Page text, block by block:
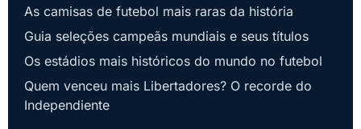
As camisas de futebol mais raras da história
Guia seleções campeãs mundiais e seus títulos
Os estádios mais históricos do mundo no futebol
Quem venceu mais Libertadores? O recorde do
Independiente